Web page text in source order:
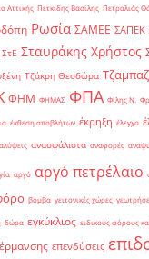
Αττικής Πετκίδης Βασίλης Πετραλιάς
Ρωσία ΣΑΜΕΕ ΣΑΠΕΚ
ΣτΕ Σταυράκης Χρήστος
Τζάκρη Θεοδώρα
ΦΗΜ ΦΗΜΑΣ ΦΠΑ Φίλης Ν.
έκθεση αποβλήτων έκρηξη έλεγχο
ανασφάλιστα αναφορές
αργό αργό πετρέλαιο
βόμβα γειτονικές χώρες
δώρα εγκύκλιος ειδικούς φόρους
επενδύσεις